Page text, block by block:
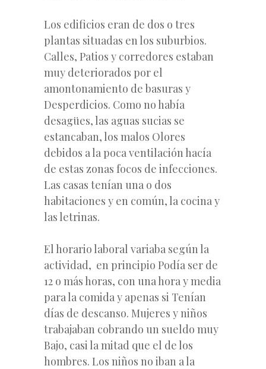
Los edificios eran de dos o tres
plantas situadas en los suburbios.
Calles, Patios y corredores estaban
muy deteriorados por el
amontonamiento de basuras y
Desperdicios. Como no había
desagües, las aguas sucias se
estancaban, los malos Olores
debidos a la poca ventilación hacía
de estas zonas focos de infecciones.
Las casas tenían una o dos
habitaciones y en común, la cocina y
las letrinas.
El horario laboral variaba según la
actividad, en principio Podía ser de
12 o más horas, con una hora y media
para la comida y apenas si Tenían
días de descanso. Mujeres y niños
trabajaban cobrando un sueldo muy
Bajo, casi la mitad que el de los
hombres. Los niños no iban a la